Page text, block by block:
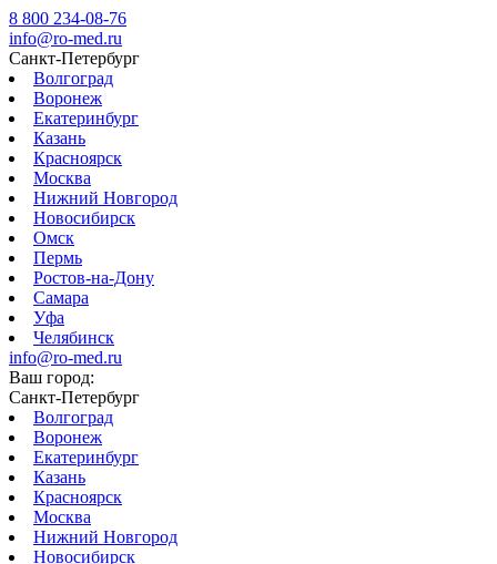
8 800 234-08-76
info@ro-med.ru
Санкт-Петербург
Волгоград
Воронеж
Екатеринбург
Казань
Красноярск
Москва
Нижний Новгород
Новосибирск
Омск
Пермь
Ростов-на-Дону
Самара
Уфа
Челябинск
info@ro-med.ru
Ваш город:
Санкт-Петербург
Волгоград
Воронеж
Екатеринбург
Казань
Красноярск
Москва
Нижний Новгород
Новосибирск